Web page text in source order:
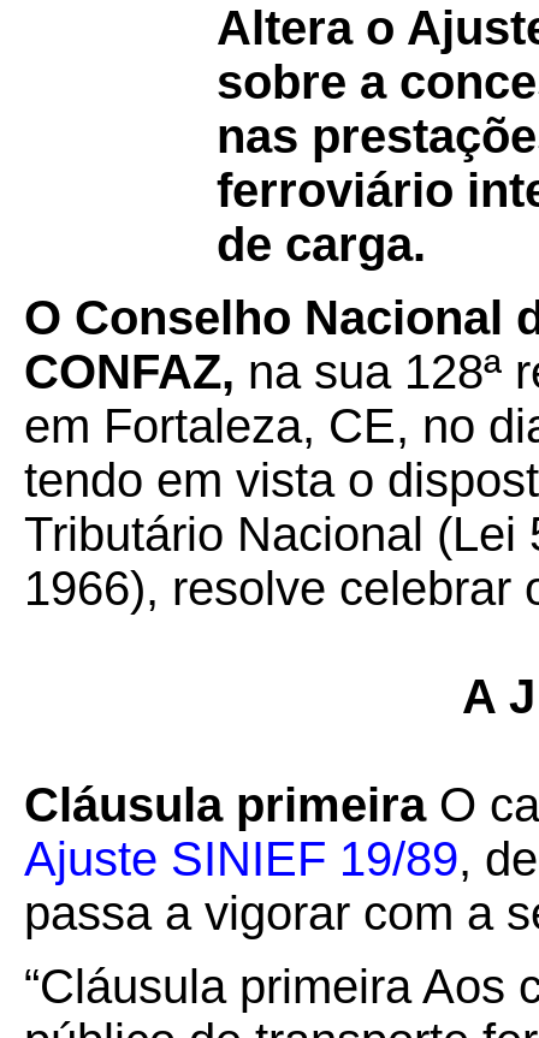
Altera o
sobre a
nas
ferroviário
de carga.
O Conselho Nacional
CONFAZ, na sua 128ª
em Fortaleza, CE, no
tendo em vista o
Tributário Nacional (Lei
1966), resolve celebrar
A
Cláusula primeiraO
Ajuste SINIEF 19/89,
passa a vigorar com a
“Cláusula primeira Aos